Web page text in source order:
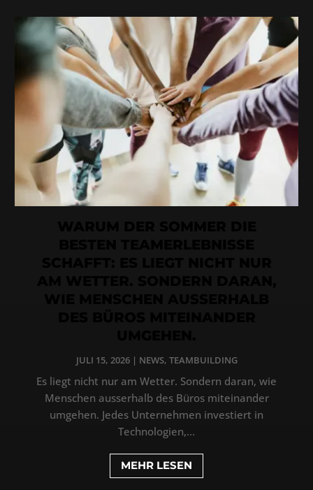
JULI 15, 2026| NEWS, TEAMBUILDING
Es liegt nicht nur am Wetter. Sondern daran, wie
Menschen ausserhalb des Büros miteinander
umgehen. Jedes Unternehmen investiert in
Technologien,...
MEHR LESEN